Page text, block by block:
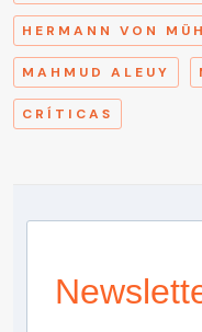
HERMANN VON
MAHMUD ALEUY
CRÍTICAS